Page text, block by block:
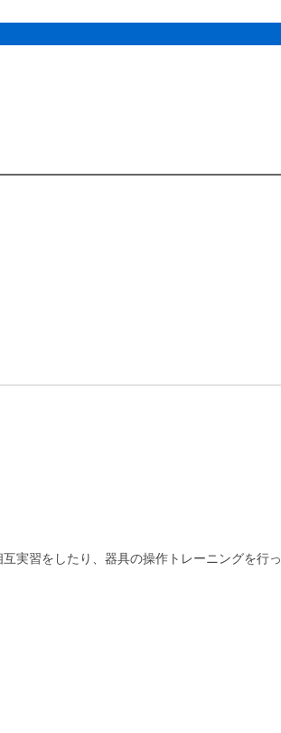
実習をしたり、器具の操作トレーニングを行っ